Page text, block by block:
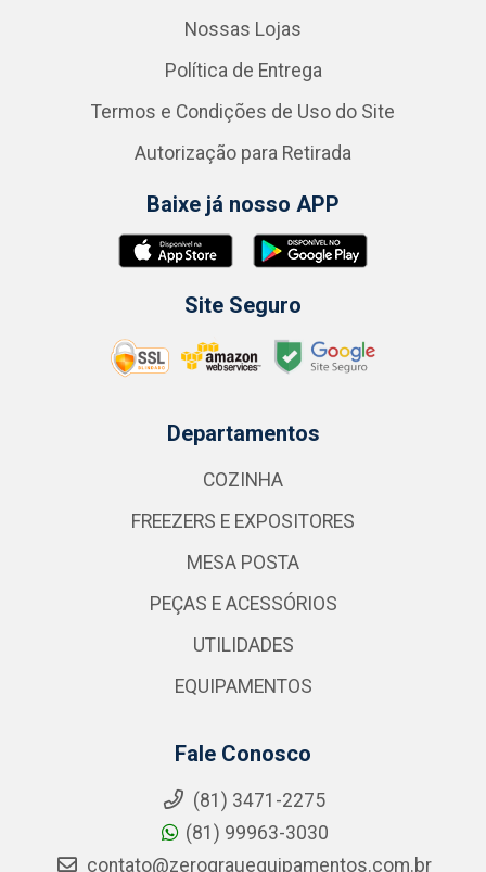
Nossas Lojas
Política de Entrega
Termos e Condições de Uso do Site
Autorização para Retirada
Baixe já nosso APP
Site Seguro
Departamentos
COZINHA
FREEZERS E EXPOSITORES
MESA POSTA
PEÇAS E ACESSÓRIOS
UTILIDADES
EQUIPAMENTOS
Fale Conosco
(81) 3471-2275
(81) 99963-3030
contato@zerograuequipamentos.com.br